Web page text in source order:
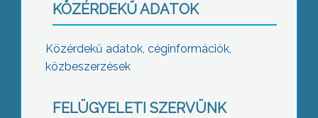
KÖZÉRDEKŰ ADATOK
Közérdekű adatok, céginformációk,
közbeszerzések
FELÜGYELETI SZERVÜNK